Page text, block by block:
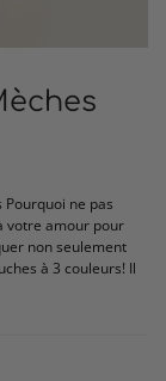
ne pas
votre amour pour
non seulement
à 3 couleurs! Il